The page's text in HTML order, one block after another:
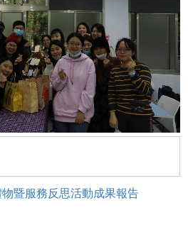
暨服務反思活動成果報告